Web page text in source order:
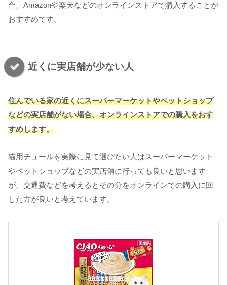
合、Amazonや楽天などのオンラインストアで購入することが
おすすめです。
近くに実店舗が少ない人
住んでいる家の近くにスーパーマーケットやペットショップ
などの実店舗がない場合、オンラインストアでの購入をおす
すめします。
猫用チュールを実際に見て選びたい人はスーパーマーケット
やペットショップなどの実店舗に行っても良いと思います
が、交通費などを考えるとその分をオンラインでの購入に回
した方が良いと考えています。